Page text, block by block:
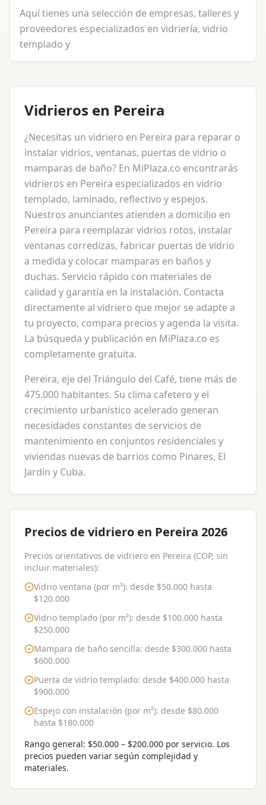
Aquí tienes una selección de empresas, talleres y
proveedores especializados en vidriería, vidrio
templado y
Vidrieros en Pereira
¿Necesitas un vidriero en Pereira para reparar o
instalar vidrios, ventanas, puertas de vidrio o
mamparas de baño? En MiPlaza.co encontrarás
vidrieros en Pereira especializados en vidrio
templado, laminado, reflectivo y espejos.
Nuestros anunciantes atienden a domicilio en
Pereira para reemplazar vidrios rotos, instalar
ventanas corredizas, fabricar puertas de vidrio
a medida y colocar mamparas en baños y
duchas. Servicio rápido con materiales de
calidad y garantía en la instalación. Contacta
directamente al vidriero que mejor se adapte a
tu proyecto, compara precios y agenda la visita.
La búsqueda y publicación en MiPlaza.co es
completamente gratuita.
Pereira, eje del Triángulo del Café, tiene más de
475.000 habitantes. Su clima cafetero y el
crecimiento urbanístico acelerado generan
necesidades constantes de servicios de
mantenimiento en conjuntos residenciales y
viviendas nuevas de barrios como Pinares, El
Jardín y Cuba.
Precios de vidriero en Pereira 2026
Precios orientativos de vidriero en Pereira (COP, sin
incluir materiales):
Vidrio ventana (por m²): desde $50.000 hasta
$120.000
Vidrio templado (por m²): desde $100.000 hasta
$250.000
Mampara de baño sencilla: desde $300.000 hasta
$600.000
Puerta de vidrio templado: desde $400.000 hasta
$900.000
Espejo con instalación (por m²): desde $80.000
hasta $180.000
Rango general: $50.000 – $200.000 por servicio. Los
precios pueden variar según complejidad y
materiales.